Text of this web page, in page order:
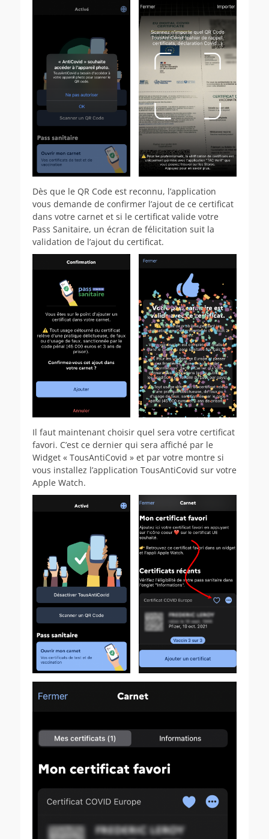
Dès que le QR Code est reconnu, l’application
vous demande de confirmer l’ajout de ce certificat
dans votre carnet et si le certificat valide votre
Pass Sanitaire, un écran de félicitation suit la
validation de l’ajout du certificat.
Il faut maintenant choisir quel sera votre certificat
favori. C’est ce dernier qui sera affiché par le
Widget « TousAntiCovid » et par votre montre si
vous installez l’application TousAntiCovid sur votre
Apple Watch.